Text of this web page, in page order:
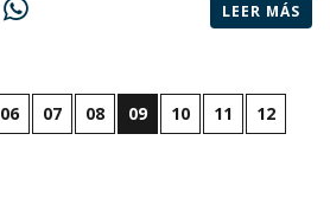
LEER MÁS
06 07 08 09 10 11
12